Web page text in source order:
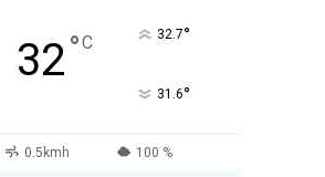
32°C 32.7°
31.6°
0.5kmh 100 %